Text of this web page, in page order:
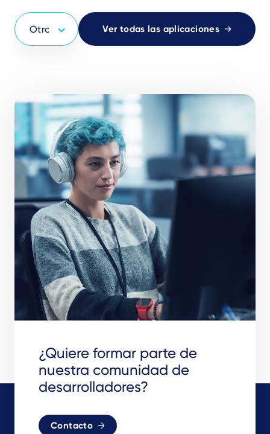
Ver todas las aplicaciones
¿Quiere formar parte de
nuestra comunidad de
desarrolladores?
Contacto